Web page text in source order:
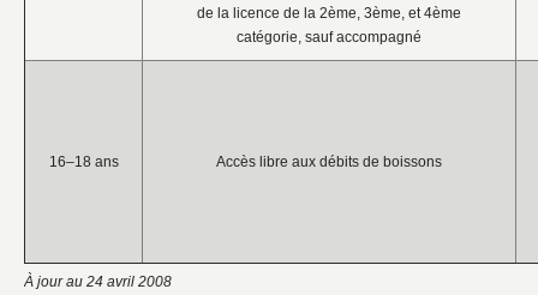
de la licence de la 2ème, 3ème, et 4ème
catégorie, sauf accompagné
16–18 ans Accès libre aux débits de boissons
À jour au 24 avril 2008